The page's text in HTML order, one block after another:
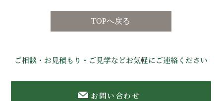
TOPへ戻る
ご相談・お見積もり・ご見学などお気軽にご連絡ください
お問い合わせ